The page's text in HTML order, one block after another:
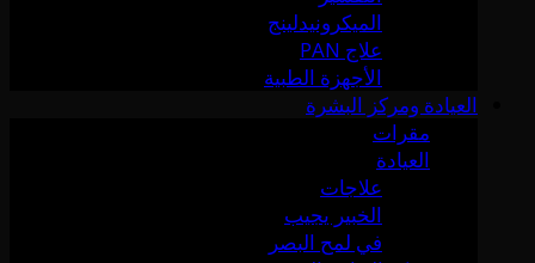
الميكرونيدلينج
علاج PAN
الأجهزة الطبية
العيادة ومركز البشرة
مقرات
العيادة
علاجات
الخبير يجيب
في لمح البصر